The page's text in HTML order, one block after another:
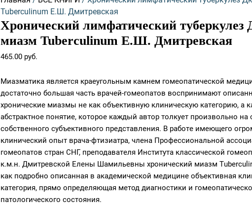
Tuberculinum Е.Ш. Дмитревская
Хронический лимфатический туберкулез
миазм Tuberculinum Е.Ш. Дмитревская
465.00 руб.
Миазматика является краеугольным камнем гомеопатической
достаточно большая часть врачей-гомеопатов воспринимают
хронические миазмы не как объективную клиническую категорию, а
абстрактное понятие, которое каждый автор толкует произвольно на
собственного субъективного представления. В работе имеющего
клинический опыт врача-фтизиатра, члена Профессиональной
гомеопатов стран СНГ, преподавателя Института классической
к.м.н. Дмитревской Елены Шамильевны хронический миазм
как подробно описанная в академической медицине объективная
категория, прямо определяющая метод диагностики и
патологического состояния.
Tuberculinum
Е.Ш.
Дмитревская